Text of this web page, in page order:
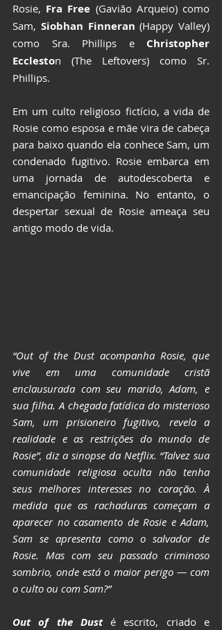
Rosie, Fra Free (Gavião Arqueio) como
Sam, Siobhan Finneran (Happy Valley)
como Sra. Phillips e
Christopher
Eccleston (The Leftovers) como Sr.
Phillips.
Em um culto religioso fictício, a vida de
Rosie como esposa e mãe vira de cabeça
para baixo quando ela conhece Sam, um
condenado fugitivo. Rosie embarca em
uma jornada de autodescoberta e
emancipação feminina. No entanto, o
despertar sexual de Rosie ameaça seu
antigo modo de vida.
“Out of the Dust acompanha Rosie, que
vive em uma comunidade cristã
enclausurada com seu marido, Adam, e
sua filha. A chegada fatídica do misterioso
Sam, um prisioneiro fugitivo, revela a
realidade e as restrições do mundo de
Rosie”, diz a sinopse da Netflix. “Talvez sua
comunidade religiosa oculta não tenha
seus melhores interesses no coração. À
medida que as rachaduras começam a
aparecer no casamento de Rosie e Adam,
Sam se apresenta como o salvador de
Rosie. Mas com seu passado criminoso
sombrio, onde está o maior perigo — com
o culto ou com Sam?”
Out of the Dust é escrito, criado e